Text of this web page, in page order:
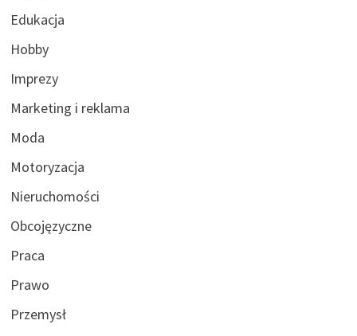
Edukacja
Hobby
Imprezy
Marketing i reklama
Moda
Motoryzacja
Nieruchomości
Obcojęzyczne
Praca
Prawo
Przemysł